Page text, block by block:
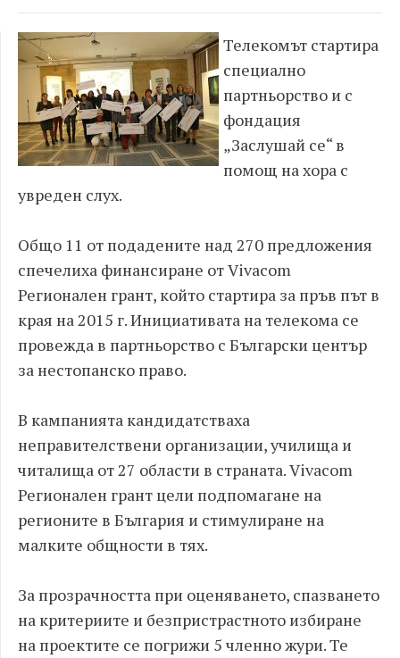
Телекомът стартира
специално
партньорство и с
фондация
„Заслушай се“ в
помощ на хора с
увреден слух.
Общо 11 от подадените над 270 предложения
спечелиха финансиране от Vivacom
Регионален грант, който стартира за пръв път в
края на 2015 г. Инициативата на телекома се
провежда в партньорство с Български център
за нестопанско право.
В кампанията кандидатстваха
неправителствени организации, училища и
читалища от 27 области в страната. Vivacom
Регионален грант цели подпомагане на
регионите в България и стимулиране на
малките общности в тях.
За прозрачността при оценяването, спазването
на критериите и безпристрастното избиране
на проектите се погрижи 5 членно жури. Те